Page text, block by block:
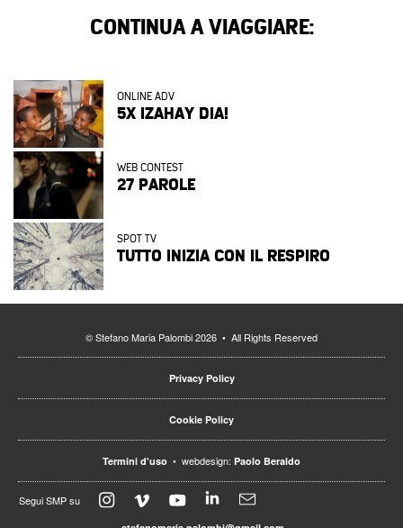
CONTINUA A VIAGGIARE:
ONLINE ADV
5X IZAHAY DIA!
WEB CONTEST
27 PAROLE
SPOT TV
TUTTO INIZIA CON IL RESPIRO
© Stefano Maria Palombi 2026 • All Rights Reserved
Privacy Policy
Cookie Policy
Termini d'uso • webdesign: Paolo Beraldo
Segui SMP su